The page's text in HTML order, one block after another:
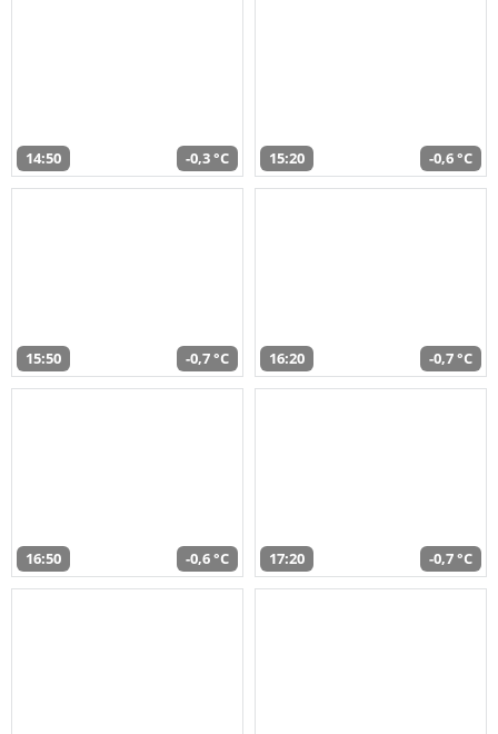
14:50 -0,3 °C 15:20 -0,6 °C
15:50 -0,7 °C 16:20 -0,7 °C
16:50 -0,6 °C 17:20 -0,7 °C